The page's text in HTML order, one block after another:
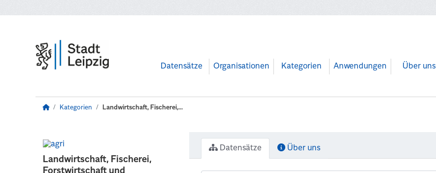
Datensätze Organisationen Kategorien Anwendungen Über uns
Kategorien Landwirtschaft, Fischerei,...
Landwirtschaft, Fischerei,
Forstwirtschaft und
Datensätze Über uns